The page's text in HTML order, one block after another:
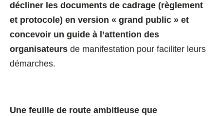
décliner les documents de cadrage (règlement
et protocole) en version « grand public » et
concevoir un guide à l’attention des
organisateurs de manifestation pour faciliter leurs
démarches.
Une feuille de route ambitieuse que